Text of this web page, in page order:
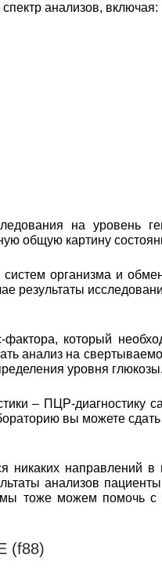
анализов, включая:
на уровень
общую картину
организма и
результаты
который
анализ на
уровня глюкозы.
– ПЦР-диагностику
вы можете
направлений в
анализов
тоже можем помочь
(f88)